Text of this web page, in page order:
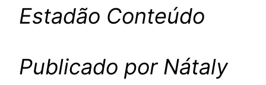
Estadão Conteúdo
Publicado por Nátaly